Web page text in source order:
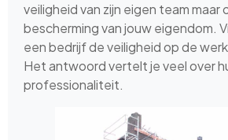
veiligheid van zijn eigen team maar
bescherming van jouw eigendom.
een bedrijf de veiligheid op de
Het antwoord vertelt je veel over
professionaliteit.